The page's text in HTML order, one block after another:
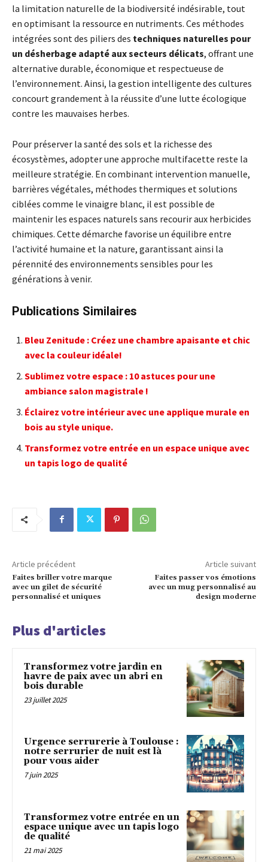
la limitation naturelle de la biodiversité indésirable, tout
en optimisant la ressource en nutriments. Ces méthodes
intégrées sont des piliers des techniques naturelles pour
un désherbage adapté aux secteurs délicats, offrant une
alternative durable, économique et respectueuse de
l’environnement. Ainsi, la gestion intelligente des cultures
concourt grandement à la réussite d’une lutte écologique
contre les mauvaises herbes.
Pour préserver la santé des sols et la richesse des
écosystèmes, adopter une approche multifacette reste la
meilleure stratégie. En combinant intervention manuelle,
barrières végétales, méthodes thermiques et solutions
ciblées comme le vinaigre blanc, il est possible de
maintenir les espaces naturels sans recourir aux herbicides
chimiques. Cette démarche favorise un équilibre entre
l’activité humaine et la nature, garantissant ainsi la
pérennité des environnements sensibles pour les
générations à venir.
Publications Similaires
Bleu Zenitude : Créez une chambre apaisante et chic
avec la couleur idéale!
Sublimez votre espace : 10 astuces pour une
ambiance salon magistrale !
Éclairez votre intérieur avec une applique murale en
bois au style unique.
Transformez votre entrée en un espace unique avec
un tapis logo de qualité
Article précédent
Faites briller votre marque
avec un gilet de sécurité
personnalisé et uniques
Article suivant
Faites passer vos émotions
avec un mug personnalisé au
design moderne
Plus d'articles
Transformez votre jardin en
havre de paix avec un abri en
bois durable
23 juillet 2025
Urgence serrurerie à Toulouse :
notre serrurier de nuit est là
pour vous aider
7 juin 2025
Transformez votre entrée en un
espace unique avec un tapis logo
de qualité
21 mai 2025